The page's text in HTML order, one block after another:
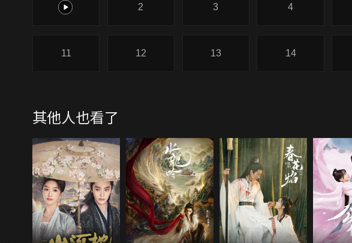
1
2 3 4
11 12 13 14
其他人也看了